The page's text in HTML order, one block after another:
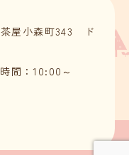
屋小森町343 ド
間：10:00～